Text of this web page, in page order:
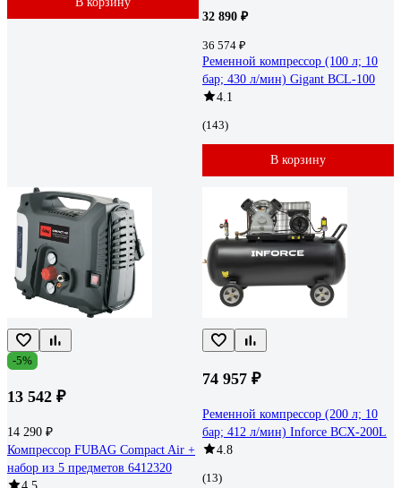
32 890 ₽
36 574 ₽
Ременной компрессор (100 л; 10
бар; 430 л/мин) Gigant BCL-100
4.1
(143)
В корзину
-5%
13 542 ₽
14 290 ₽
Компрессор FUBAG Compact Air +
набор из 5 предметов 6412320
74 957 ₽
Ременной компрессор (200 л; 10
бар; 412 л/мин) Inforce BCX-200L
4.8
(13)